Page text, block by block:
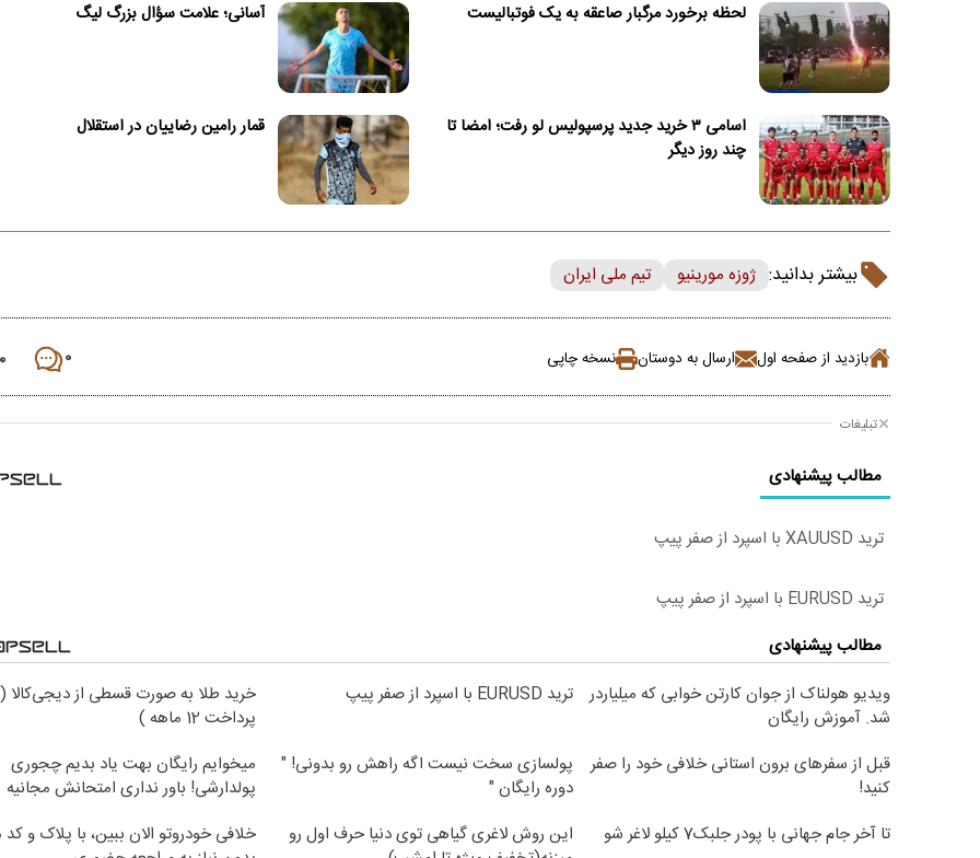
لحظه برخورد مرگبار صاعقه به یک فوتبالیست آسانی؛ علامت سؤال بزرگ لیگ
اسامی ۳ خرید جدید پرسپولیس لو رفت؛ امضا تا
چند روز دیگر
قمار رامین رضاییان در استقلال
بیشتر بدانید: ژوزه مورینیو تیم ملی ایران
بازدید از صفحه اول ارسال به دوستان نسخه چاپی ۰ ۰
تبلیغات
مطالب پیشنهادی
ترید XAUUSD با اسپرد از صفر پیپ
ترید EURUSD با اسپرد از صفر پیپ
مطالب پیشنهادی
ویدیو هولناک از جوان کارتن خوابی که میلیاردر
شد. آموزش رایگان
ترید EURUSD با اسپرد از صفر پیپ
خرید طلا به صورت قسطی از دیجی‌کالا (
پرداخت 12 ماهه )
قبل از سفرهای برون استانی خلافی خود را صفر
کنید!
پولسازی سخت نیست اگه راهش رو بدونی! "
دوره رایگان "
میخوایم رایگان بهت یاد بدیم چجوری
پولدارشی! باور نداری امتحانش مجانیه
تا آخر جام جهانی با پودر جلبک7 کیلو لاغر شو
این روش لاغری گیاهی توی دنیا حرف اول رو
خلافی خودروتو الان ببین، با پلاک و کد